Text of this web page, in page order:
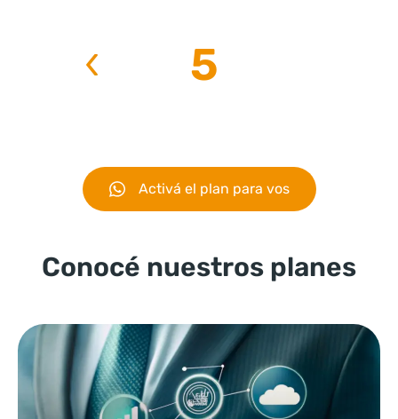
5
Activá el plan para vos
Conocé nuestros planes